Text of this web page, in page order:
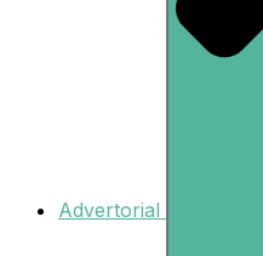
Advertorial